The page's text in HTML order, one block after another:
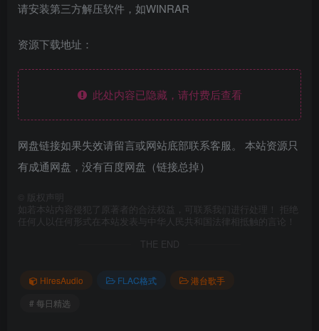
请安装第三方解压软件，如WINRAR
资源下载地址：
此处内容已隐藏，请付费后查看
网盘链接如果失效请留言或网站底部联系客服。 本站资源只
有成通网盘，没有百度网盘（链接总掉）
版权声明
如若本站内容侵犯了原著者的合法权益，可联系我们进行处理！ 拒绝
任何人以任何形式在本站发表与中华人民共和国法律相抵触的言论！
THE END
HiresAudio FLAC格式
港台歌手
# 每日精选